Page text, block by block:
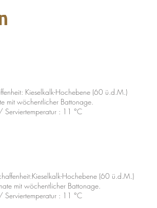
Kieselkalk-Hochebene (60 ü.d.M.)
mit wöchentlicher Battonage.
Serviertemperatur : 11 °C
Hochebene (60 ü.d.M.)
mit wöchentlicher Battonage.
Serviertemperatur : 11 °C